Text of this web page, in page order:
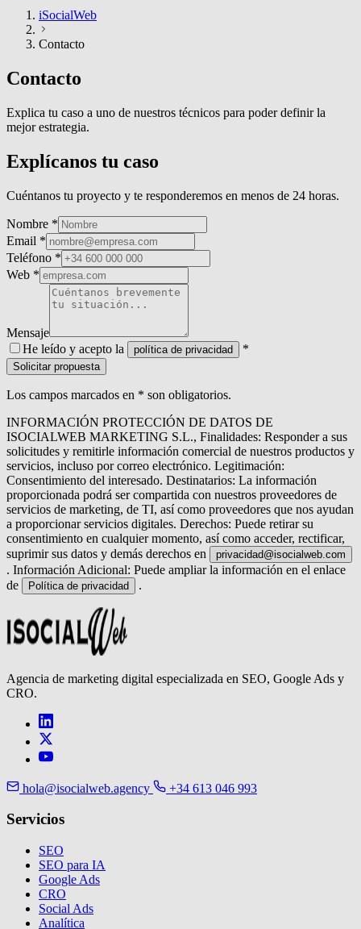
iSocialWeb
Contacto
Contacto
Explica tu caso a uno de nuestros técnicos para poder definir la
mejor estrategia.
Explícanos tu caso
Cuéntanos tu proyecto y te responderemos en menos de 24 horas.
Nombre *
Email *
Teléfono *
Web *
Mensaje
He leído y acepto la
política de privacidad *
Solicitar propuesta
Los campos marcados en * son obligatorios.
INFORMACIÓN PROTECCIÓN DE DATOS DE
ISOCIALWEB MARKETING S.L., Finalidades: Responder a sus
solicitudes y remitirle información comercial de nuestros productos y
servicios, incluso por correo electrónico. Legitimación:
Consentimiento del interesado. Destinatarios: La información
proporcionada podrá ser compartida con nuestros proveedores de
servicios de marketing, de TI, así como proveedores que nos ayudan
a proporcionar servicios digitales. Derechos: Puede retirar su
consentimiento en cualquier momento, así como acceder, rectificar,
suprimir sus datos y demás derechos en
privacidad@isocialweb.com
. Información Adicional: Puede ampliar la información en el enlace
de
Política de privacidad .
Agencia de marketing digital especializada en SEO, Google Ads y
CRO.
hola@isocialweb.agency +34 613 046 993
Servicios
SEO
SEO para IA
Google Ads
CRO
Social Ads
Analítica